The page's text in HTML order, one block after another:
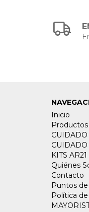
Inicio
Productos
KITS AR21
Quiénes
Contacto
Puntos
Política